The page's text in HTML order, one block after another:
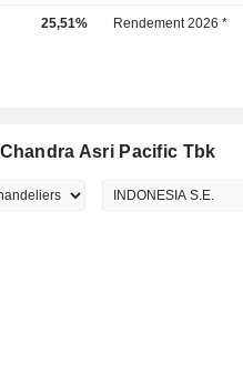
25,51% Rendement 2026 *
Asri Pacific Tbk